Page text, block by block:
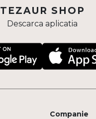
TEZAUR SHOP
Descarca aplicatia
Companie